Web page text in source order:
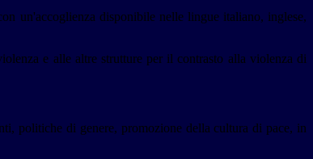
un'accoglienza disponibile nelle lingue italiano, inglese,
e alle altre strutture per il contrasto alla violenza di
politiche di genere, promozione della cultura di pace, in